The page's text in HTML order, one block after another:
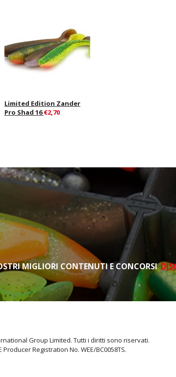
Limited Edition Zander
Pro Shad 16€2,70
MIGLIORI CONTENUTI E CONCORSI
Group Limited. Tutti i diritti sono riservati.
Producer Registration No. WEE/BC0058TS.